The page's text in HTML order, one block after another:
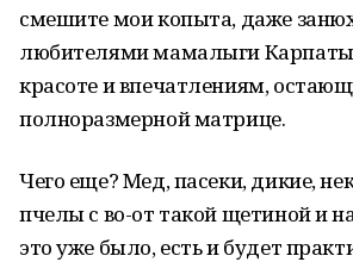
смешите мои копыта, даже
любителями мамалыги
красоте и впечатлениям,
полноразмерной матрице.
Чего еще? Мед, пасеки, дикие,
пчелы с во-от такой щетиной и
это уже было, есть и будет